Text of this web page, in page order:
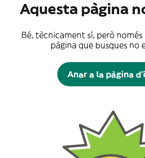
Aquesta pàgina
Bé, tècnicament sí, però
pàgina que busques no
Anar a la pàgina